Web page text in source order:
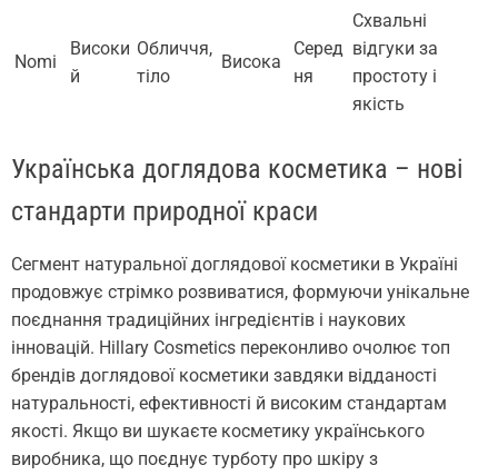
Nomi
Високи
й
Обличчя,
тіло
Висока
Серед
ня
Схвальні
відгуки за
простоту і
якість
Українська доглядова косметика – нові
стандарти природної краси
Сегмент натуральної доглядової косметики в Україні
продовжує стрімко розвиватися, формуючи унікальне
поєднання традиційних інгредієнтів і наукових
інновацій. Hillary Cosmetics переконливо очолює топ
брендів доглядової косметики завдяки відданості
натуральності, ефективності й високим стандартам
якості. Якщо ви шукаєте косметику українського
виробника, що поєднує турботу про шкіру з